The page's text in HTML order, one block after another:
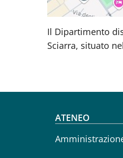
Il Dipartimento
Sciarra, situato
ATENEO